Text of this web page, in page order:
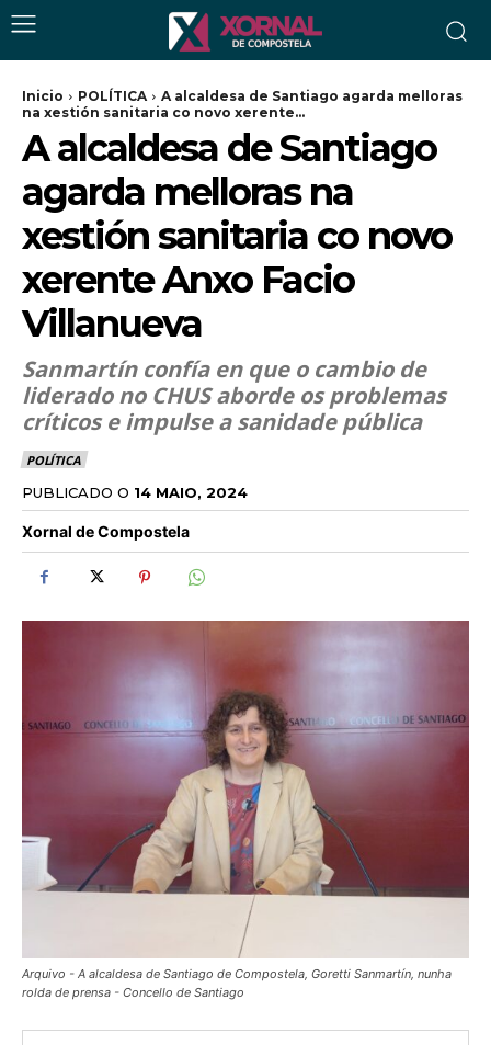
Inicio POLÍTICA
A alcaldesa de Santiago agarda melloras
na xestión sanitaria co novo xerente...
A alcaldesa de Santiago
agarda melloras na
xestión sanitaria co novo
xerente Anxo Facio
Villanueva
Sanmartín confía en que o cambio de
liderado no CHUS aborde os problemas
críticos e impulse a sanidade pública
POLÍTICA
PUBLICADO O 14 MAIO, 2024
Xornal de Compostela
Arquivo - A alcaldesa de Santiago de Compostela, Goretti Sanmartín, nunha
rolda de prensa - Concello de Santiago